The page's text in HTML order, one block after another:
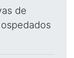
de